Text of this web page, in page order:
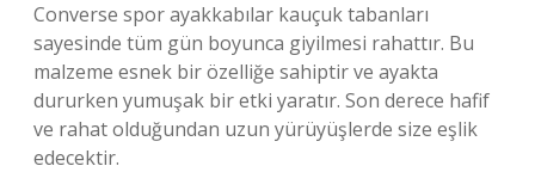
Converse spor ayakkabılar kauçuk tabanları
sayesinde tüm gün boyunca giyilmesi rahattır. Bu
malzeme esnek bir özelliğe sahiptir ve ayakta
dururken yumuşak bir etki yaratır. Son derece hafif
ve rahat olduğundan uzun yürüyüşlerde size eşlik
edecektir.